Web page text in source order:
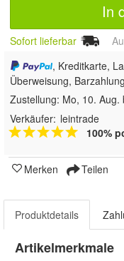
In
Sofort lieferbar
, Kreditkarte,
Überweisung,
Zustellung: Mo, 10. Aug.
Verkäufer: leintrade
100%
Merken Teilen
Produktdetails
Artikelmerkmale